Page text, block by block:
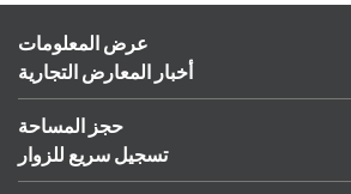
عرض المعلومات
أخبار المعارض التجارية
حجز المساحة
تسجيل سريع للزوار